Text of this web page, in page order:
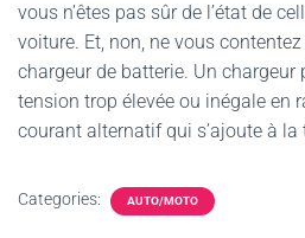
vous n’êtes pas sûr de l’état de
voiture. Et, non, ne vous
chargeur de batterie. Un chargeur
tension trop élevée ou inégale en
courant alternatif qui s’ajoute à
Categories: AUTO/MOTO